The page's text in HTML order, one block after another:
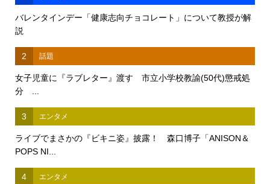
バレンタインデー「健康志向チョコレート」について教授が解
説
2 話題
女子児童に『ラブレター』渡す 市立小学校教諭(50代)懲戒処
分 ...
3 エンタメ
ライブでまさかの『ビキニ姿』披露！ 森口博子「ANISON＆
POPS NI...
4 エンタメ